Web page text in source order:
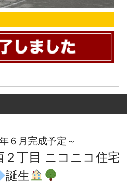
６月完成予定～
２丁目 ニコニコ住宅
誕生